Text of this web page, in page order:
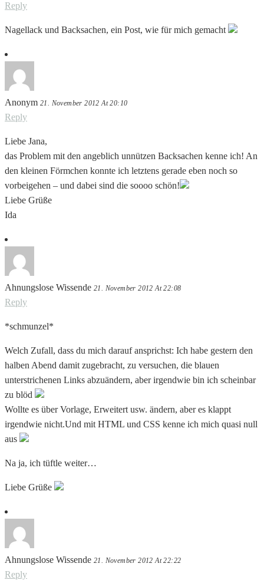
Reply
Nagellack und Backsachen, ein Post, wie für mich gemacht
Anonym 21. November 2012 At 20:10
Reply
Liebe Jana,
das Problem mit den angeblich unnützen Backsachen kenne ich! An
den kleinen Förmchen konnte ich letztens gerade eben noch so
vorbeigehen – und dabei sind die soooo schön!
Liebe Grüße
Ida
Ahnungslose Wissende 21. November 2012 At 22:08
Reply
*schmunzel*
Welch Zufall, dass du mich darauf ansprichst: Ich habe gestern den
halben Abend damit zugebracht, zu versuchen, die blauen
unterstrichenen Links abzuändern, aber irgendwie bin ich scheinbar
zu blöd
Wollte es über Vorlage, Erweitert usw. ändern, aber es klappt
irgendwie nicht.Und mit HTML und CSS kenne ich mich quasi null
aus
Na ja, ich tüftle weiter…
Liebe Grüße
Ahnungslose Wissende 21. November 2012 At 22:22
Reply